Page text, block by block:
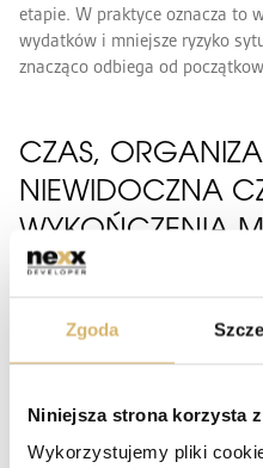
Zgoda
Niniejsza strona korzysta
Wykorzystujemy pliki
etapie. W praktyce oznacza to
wydatków i mniejsze ryzyko
znacząco odbiega od
CZAS,
NIEWIDOCZNA
WYKOŃCZENIA
później okazuje się, że
wymagający nie tylko budżetu,
wyposażenia to tylko część
realizacji.